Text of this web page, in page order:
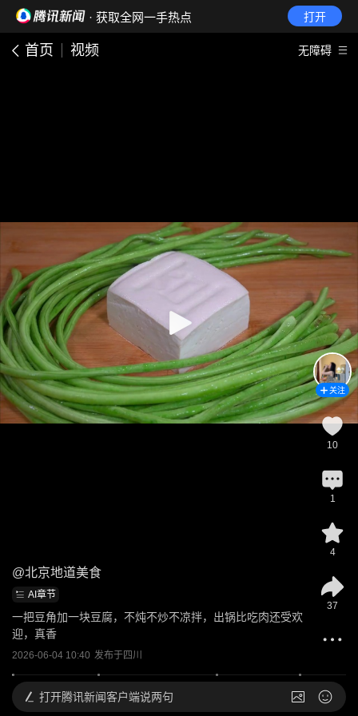
· 获取全网一手热点 打开
首页 视频 无障碍
@北京地道美食
AI章节
一把豆角加一块豆腐，不炖不炒不凉拌，出锅比吃肉还受欢
迎，真香
2026-06-04 10:40 发布于四川
关注
10
1
4
37
打开腾讯新闻客户端说两句